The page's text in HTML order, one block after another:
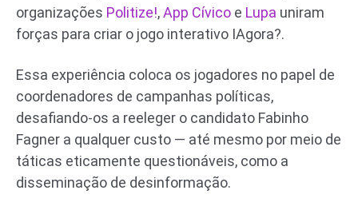
organizações Politize!,App Cívico e Lupa uniram
forças para criar o jogo interativo IAgora?.
Essa experiência coloca os jogadores no papel de
coordenadores de campanhas políticas,
desafiando-os a reeleger o candidato Fabinho
Fagner a qualquer custo — até mesmo por meio de
táticas eticamente questionáveis, como a
disseminação de desinformação.